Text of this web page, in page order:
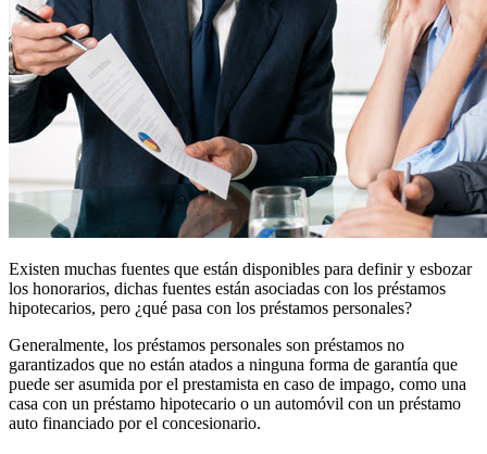
Existen muchas fuentes que están disponibles para definir y esbozar
los honorarios, dichas fuentes están asociadas con los préstamos
hipotecarios, pero ¿qué pasa con los préstamos personales?
Generalmente, los préstamos personales son préstamos no
garantizados que no están atados a ninguna forma de garantía que
puede ser asumida por el prestamista en caso de impago, como una
casa con un préstamo hipotecario o un automóvil con un préstamo
auto financiado por el concesionario.